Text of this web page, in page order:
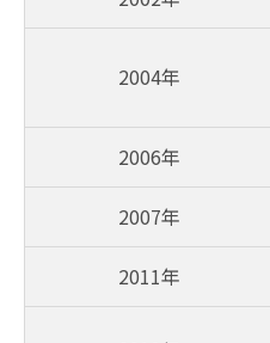
2004年
2006年
2007年
2011年